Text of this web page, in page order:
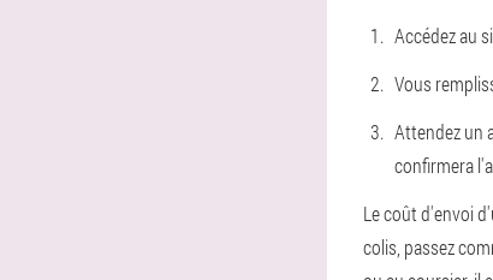
Accédez au
Vous
Attendez un
confirmera
Le coût d'envoi
colis, passez